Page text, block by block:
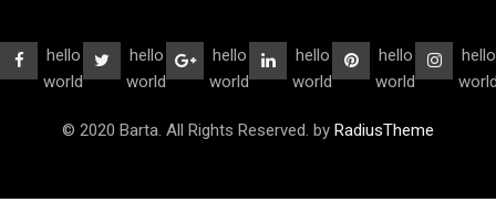
hello
world
hello
world
hello
world
hello
world
hello
world
hello
© 2020 Barta. All Rights Reserved. by RadiusTheme